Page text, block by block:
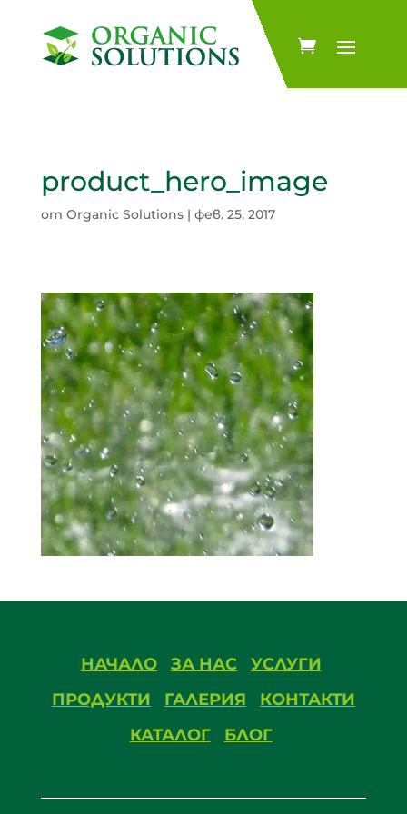
product_hero_image
от Organic Solutions| фев. 25, 2017
НАЧАЛО ЗА НАС
УСЛУГИ
ПРОДУКТИ
ГАЛЕРИЯ
КОНТАКТИ
КАТАЛОГ
БЛОГ